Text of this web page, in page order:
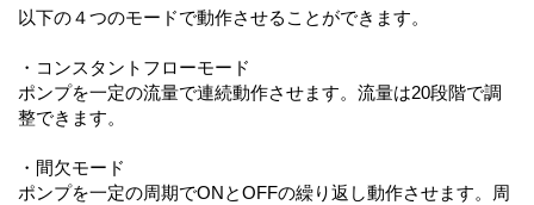
以下の４つのモードで動作させることができます。
・コンスタントフローモード
ポンプを一定の流量で連続動作させます。流量は20段階で調
整できます。
・間欠モード
ポンプを一定の周期でONとOFFの繰り返し動作させます。周